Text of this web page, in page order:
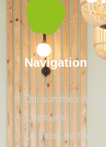
Navigation
Qui sommes-nous ?
L'épicerie
Le salon de thé